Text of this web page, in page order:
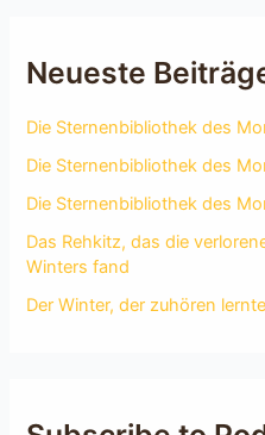
Neueste
Die Sternenbibliothek des
Die Sternenbibliothek des
Die Sternenbibliothek des
Das Rehkitz, das die
Winters fand
Der Winter, der zuhören lernte